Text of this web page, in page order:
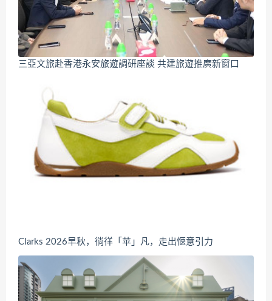
三亞文旅赴香港永安旅遊調研座談 共建旅遊推廣新窗口
Clarks 2026早秋，徜徉「苹」凡，走出惬意引力